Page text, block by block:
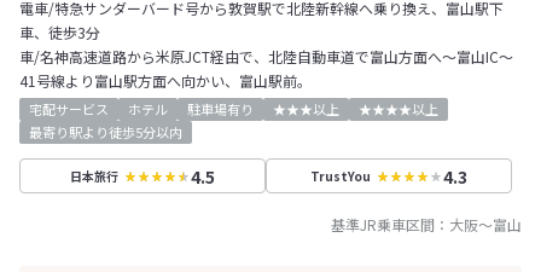
電車/特急サンダーバード号から敦賀駅で北陸新幹線へ乗り換え、富山駅下
車、徒歩3分
車/名神高速道路から米原JCT経由で、北陸自動車道で富山方面へ～富山IC～
41号線より富山駅方面へ向かい、富山駅前。
宅配サービス ホテル 駐車場有り ★★★以上
★★★★以上
最寄り駅より徒歩5分以内
日本旅行 4.5 TrustYou 4.3
基準JR乗車区間： 大阪～富山